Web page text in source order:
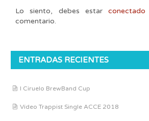
Lo siento, debes estarconectado
comentario.
ENTRADAS RECIENTES
I Ciruelo BrewBand Cup
Vídeo Trappist Single ACCE 2018